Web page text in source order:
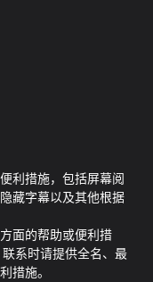
利措施，包括屏幕阅
藏字幕以及其他根据
面的帮助或便利措
系时请提供全名、最
措施。